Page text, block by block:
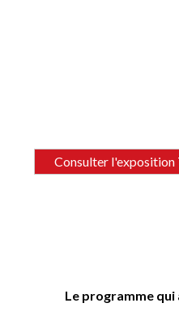
Consulter l'exposition
Le programme